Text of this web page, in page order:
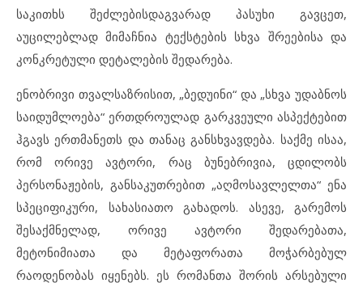
საკითხს შეძლებისდაგვარად პასუხი გავცეთ,
აუცილებლად მიმაჩნია ტექსტების სხვა შრეებისა და
კონკრეტული დეტალების შედარება.
ენობრივი თვალსაზრისით, „ბედუინი“ და „სხვა უდაბნოს
საიდუმლოება“ ერთდროულად გარკვეული ასპექტებით
ჰგავს ერთმანეთს და თანაც განსხვავდება. საქმე ისაა,
რომ ორივე ავტორი, რაც ბუნებრივია, ცდილობს
პერსონაჟების, განსაკუთრებით „აღმოსავლელთა“ ენა
სპეციფიკური, სახასიათო გახადოს. ასევე, გარემოს
შესაქმნელად, ორივე ავტორი შედარებათა,
მეტონიმიათა და მეტაფორათა მოჭარბებულ
რაოდენობას იყენებს. ეს რომანთა შორის არსებული